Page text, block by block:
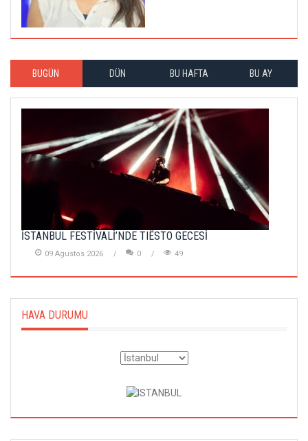
BUGÜN DÜN BU HAFTA BU AY
İSTANBUL FESTİVALİ’NDE TIËSTO GECESİ
09 Agustos 2026 0 49
HAVA DURUMU